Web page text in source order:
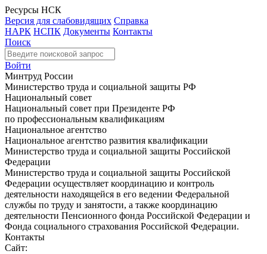
Ресурсы НСК
Версия для слабовидящих Справка
НАРК НСПК Документы Контакты
Поиск
Войти
Минтруд России
Министерство труда и социальной защиты РФ
Национальный совет
Национальный совет при Президенте РФ
по профессиональным квалификациям
Национальное агентство
Национальное агентство развития квалификации
Министерство труда и социальной защиты Российской
Федерации
Министерство труда и социальной защиты Российской
Федерации осуществляет координацию и контроль
деятельности находящейся в его ведении Федеральной
службы по труду и занятости, а также координацию
деятельности Пенсионного фонда Российской Федерации и
Фонда социального страхования Российской Федерации.
Контакты
Сайт: